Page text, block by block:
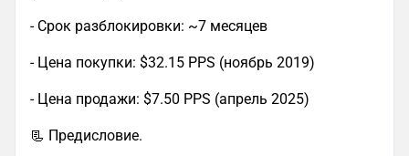
- Срок разблокировки: ~7 месяцев
- Цена покупки: $32.15 PPS (ноябрь 2019)
- Цена продажи: $7.50 PPS (апрель 2025)
📃 Предисловие.